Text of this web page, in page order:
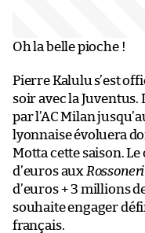
Oh la belle pioche !
Pierre Kalulu s’est
soir avec la Juventus.
par l’AC Milan
lyonnaise évoluera
Motta cette saison.
d’euros aux
d’euros + 3 millions
souhaite engager
français.